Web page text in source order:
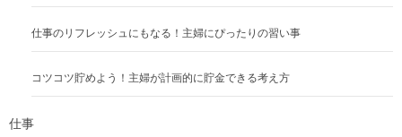
仕事のリフレッシュにもなる！主婦にぴったりの習い事
コツコツ貯めよう！主婦が計画的に貯金できる考え方
仕事